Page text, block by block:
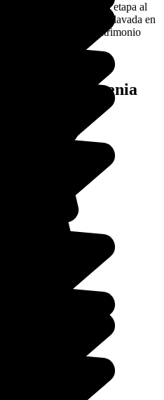
na Krki es una bonita etapa al
sobre una isla enclavada en
posee un patrimonio
a Eslovenia
Familia